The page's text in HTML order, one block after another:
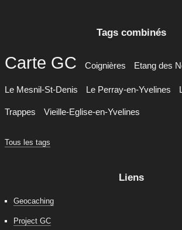
Tags combinés
Carte GC Coignières Etang des
Le Mesnil-St-Denis Le Perray-en-Yvelines
Trappes Vieille-Eglise-en-Yvelines
Tous les tags
Liens
Geocaching
Project GC